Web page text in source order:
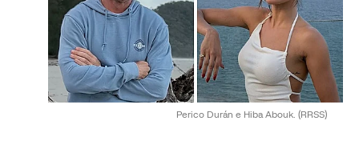
Perico Durán e Hiba Abouk. (RRSS)